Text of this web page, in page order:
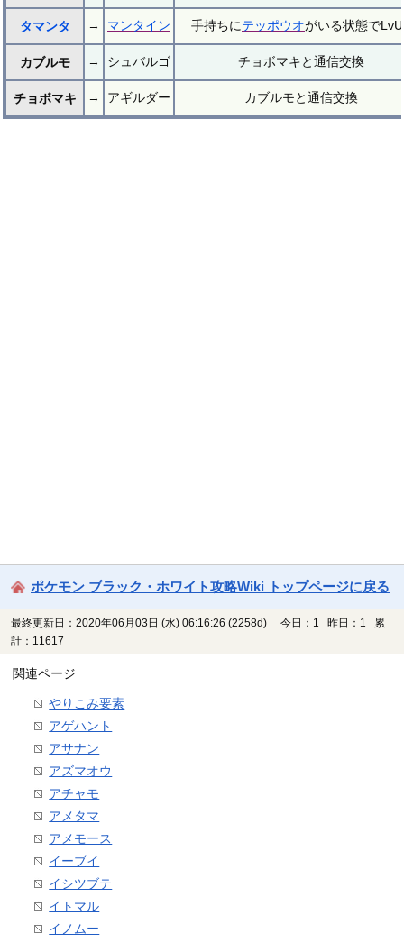
タマンタ → マンタイン 手持ちにテッポウオがいる状態で
カブルモ → シュバルゴ チョボマキと通信交換
チョボマキ → アギルダー カブルモと通信交換
ポケモン ブラック・ホワイト攻略Wiki トップページに戻る
最終更新日：2020年06月03日 (水) 06:16:26 (2258d)
今日：1 昨日：1 累
計：11617
関連ページ
やりこみ要素
アゲハント
アサナン
アズマオウ
アチャモ
アメタマ
アメモース
イーブイ
イシツブテ
イトマル
イノムー